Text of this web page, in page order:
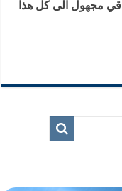
مجهول الى كل هذا